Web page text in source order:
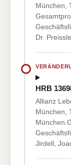
München,
Dr.
HRB
Allianz
München,
Jirdell,